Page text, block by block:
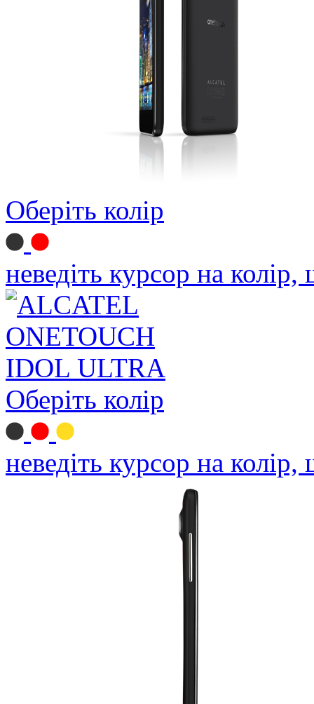
Оберіть колір
неведіть курсор на
Оберіть колір
неведіть курсор на